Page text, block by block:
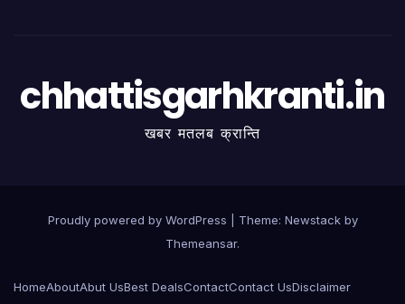
chhattisgarhkranti.in
खबर मतलब क्रान्ति
Proudly powered by WordPress Theme: Newstackby
Themeansar.
HomeAboutAbut UsBest DealsContactContact UsDisclaimer